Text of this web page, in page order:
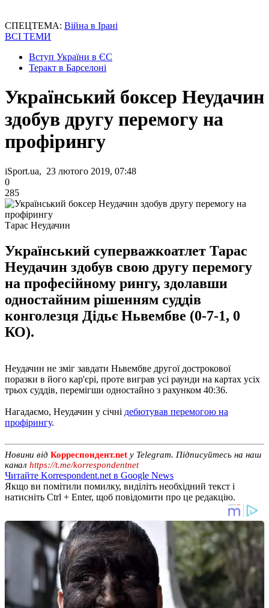
СПЕЦТЕМА: Війна в Ірані
ВСІ ТЕМИ
Вступ України в ЄС
Теракт в Барселоні
Український боксер Неудачин
здобув другу перемогу на
профірингу
iSport.ua, 23 лютого 2019, 07:48
0
285
Тарас Неудачин
Український суперважкоатлет Тарас
Неудачин здобув свою другу перемогу
на професійному рингу, здолавши
одноcтайним рішенням суддів
конголезця Дідьє Ньвембве (0-7-1, 0
КО).
Неудачин не зміг завдати Ньвембве другої дострокової
поразки в його кар'єрі, проте виграв усі раунди на картах усіх
трьох суддів, перемігши одностайно з рахунком 40:36.
Нагадаємо, Неудачин у січні дебютував перемогою на
профірингу.
Новини від Корреспондент.net у Telegram. Підписуйтесь на наш
канал https://t.me/korrespondentnet
Читайте Korrespondent.net в Google News
Якщо ви помітили помилку, виділіть необхідний текст і
натисніть Ctrl + Enter, щоб повідомити про це редакцію.